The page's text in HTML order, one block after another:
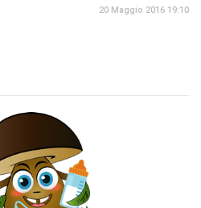
20 Maggio 2016 19:10